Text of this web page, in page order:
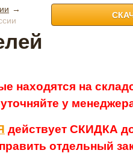
находятся на
у
действует СКИДКА
отдельный